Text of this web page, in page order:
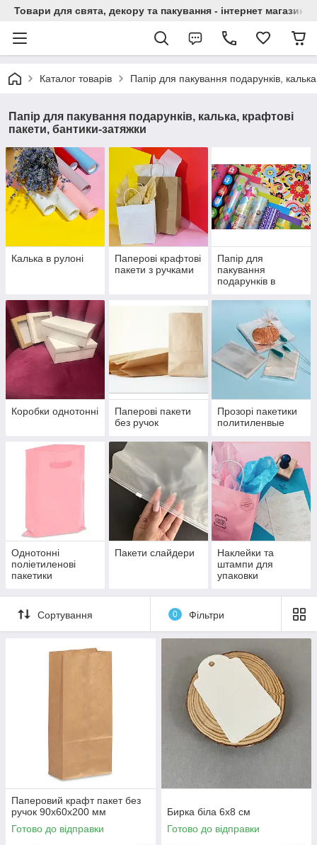
Товари для свята, декору та пакування - інтернет магазин
Каталог товарів Папір для пакування подарунків,
Папір для пакування подарунків, калька, крафтові
пакети, бантики-затяжки
Калька в рулоні
Паперові крафтові
пакети з ручками
Папір для
пакування
подарунків в
Коробки однотонні
Паперові пакети
без ручок
Прозорі пакетики
политиленвые
Однотонні
поліетиленові
пакетики
Пакети слайдери
Наклейки та
штампи для
упаковки
Сортування 0 Фільтри
Паперовий крафт пакет без
ручок 90x60x200 мм
Готово до відправки
Бирка біла 6х8 см
Готово до відправки